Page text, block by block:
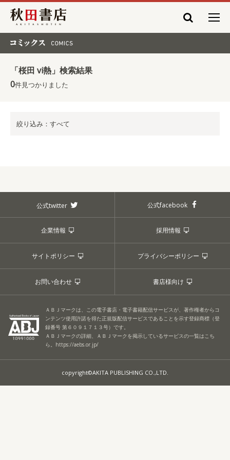
秋田書店
「桜田 vi熱」検索結果
0件見つかりました
絞り込み：すべて
公式twitter 公式facebook
企業情報 採用情報
サイトポリシー プライバシーポリシー
お問い合わせ 書店様向け
ＡＢＪマークは、この電子書店・電子書籍配信サービスが、著作権者からコ
ンテンツ使用許諾を得た正規版配信サービスであることを示す登録商標（登
録番号 第６０９１７１３号）です。
ＡＢＪマークの詳細、ＡＢＪマークを掲示しているサービスの一覧はこち
ら。 https://aebs.or.jp/
copyright©AKITA PUBLISHING CO.,LTD.